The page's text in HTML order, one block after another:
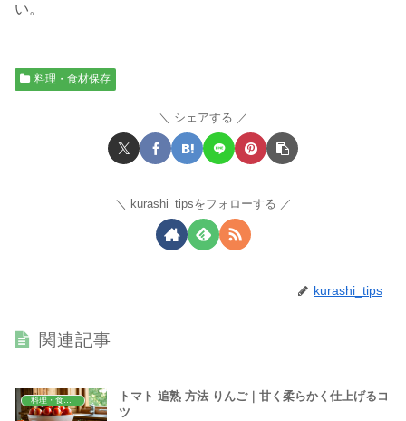
い。
料理・食材保存
シェアする
kurashi_tipsをフォローする
kurashi_tips
関連記事
料理・食材保存
トマト 追熟 方法 りんご｜甘く柔らかく仕上げるコ
ツ